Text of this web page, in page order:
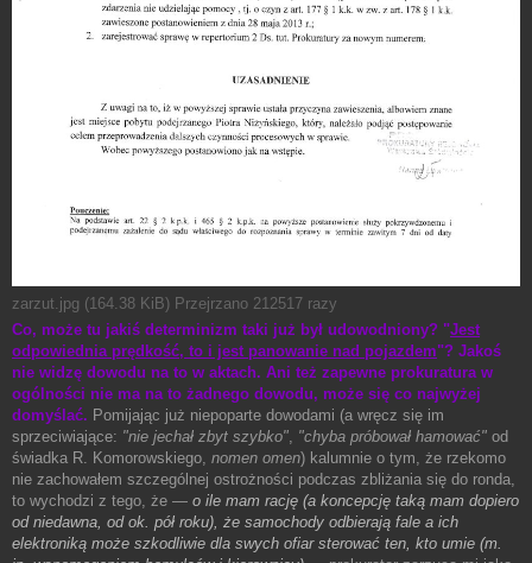
zarzut.jpg (164.38 KiB) Przejrzano 212517 razy
Co, może tu jakiś determinizm taki już był udowodniony? "Jest
odpowiednia prędkość, to i jest panowanie nad pojazdem"? Jakoś
nie widzę dowodu na to w aktach. Ani też zapewne prokuratura w
ogólności nie ma na to żadnego dowodu, może się co najwyżej
domyślać. Pomijając już niepoparte dowodami (a wręcz się im
sprzeciwiające: "nie jechał zbyt szybko" "chyba próbował hamować" od
świadka R. Komorowskiego, nomen omen) kalumnie o tym, że rzekomo
nie zachowałem szczególnej ostrożności podczas zbliżania się do ronda,
to wychodzi z tego, że — o ile mam rację (a koncepcję taką mam dopiero
od niedawna, od ok. pół roku), że samochody odbierają fale a ich
elektroniką może szkodliwie dla swych ofiar sterować ten, kto umie (m.